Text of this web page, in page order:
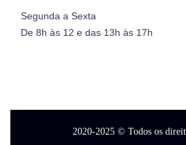
Segunda a Sexta
De 8h às 12 e das 13h às 17h
2020-2025© Todos os